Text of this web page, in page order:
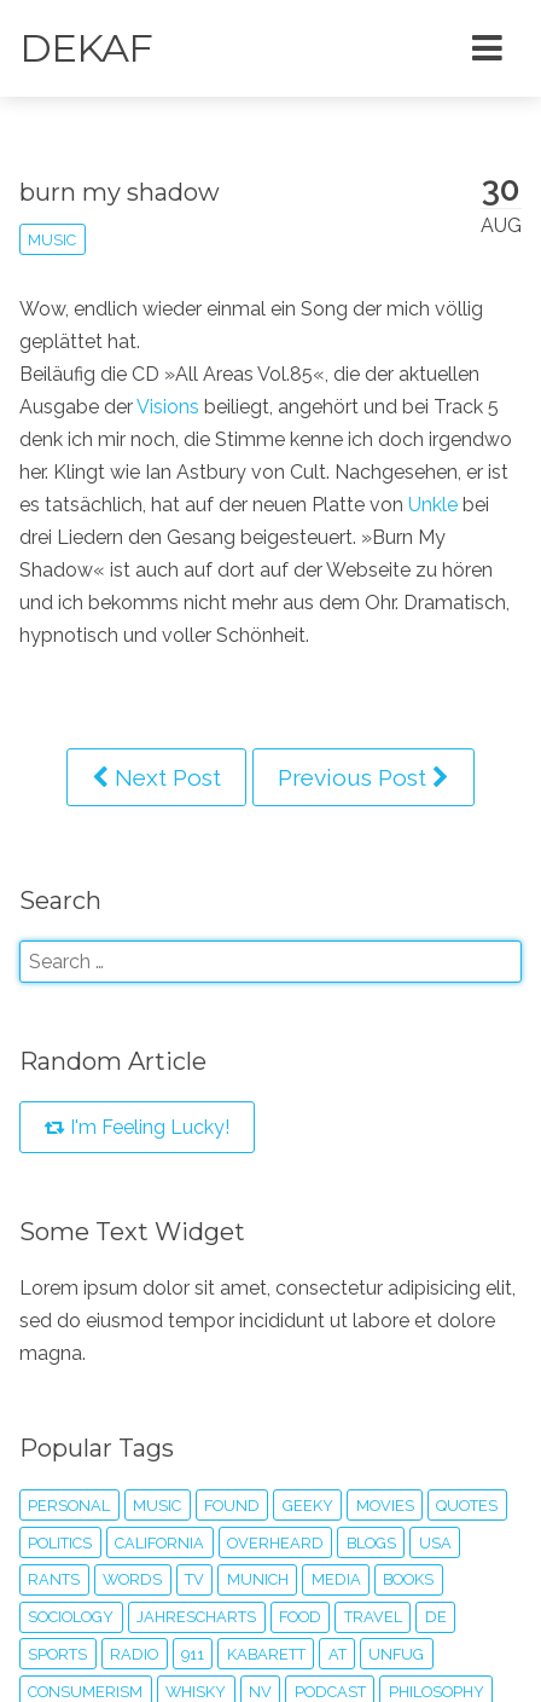
DEKAF
30
AUG
burn my shadow
MUSIC
Wow, endlich wieder einmal ein Song der mich völlig
geplättet hat.
Beiläufig die CD »All Areas Vol.85«, die der aktuellen
Ausgabe derVisions beiliegt, angehört und bei Track 5
denk ich mir noch, die Stimme kenne ich doch irgendwo
her. Klingt wie Ian Astbury von Cult. Nachgesehen, er ist
es tatsächlich, hat auf der neuen Platte von Unkle bei
drei Liedern den Gesang beigesteuert. »Burn My
Shadow« ist auch auf dort auf der Webseite zu hören
und ich bekomms nicht mehr aus dem Ohr. Dramatisch,
hypnotisch und voller Schönheit.
Next Post Previous Post
Search
Random Article
I'm Feeling Lucky!
Some Text Widget
Lorem ipsum dolor sit amet, consectetur adipisicing elit,
sed do eiusmod tempor incididunt ut labore et dolore
magna.
Popular Tags
PERSONAL MUSIC FOUND GEEKY MOVIES QUOTES
POLITICS CALIFORNIA OVERHEARD BLOGS USA
RANTS WORDS TV MUNICH MEDIA BOOKS
SOCIOLOGY JAHRESCHARTS FOOD TRAVEL DE
SPORTS RADIO 911 KABARETT AT UNFUG
CONSUMERISM WHISKY NV PODCAST PHILOSOPHY